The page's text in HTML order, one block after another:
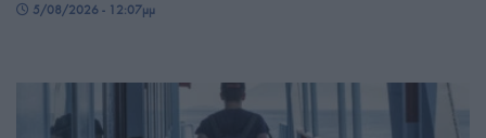
5/08/2026 - 12:07μμ